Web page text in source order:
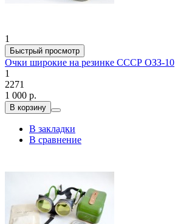
1
Быстрый просмотр
Очки широкие на резинке СССР ОЗЗ-10
1
2271
1 000 р.
В корзину
В закладки
В сравнение